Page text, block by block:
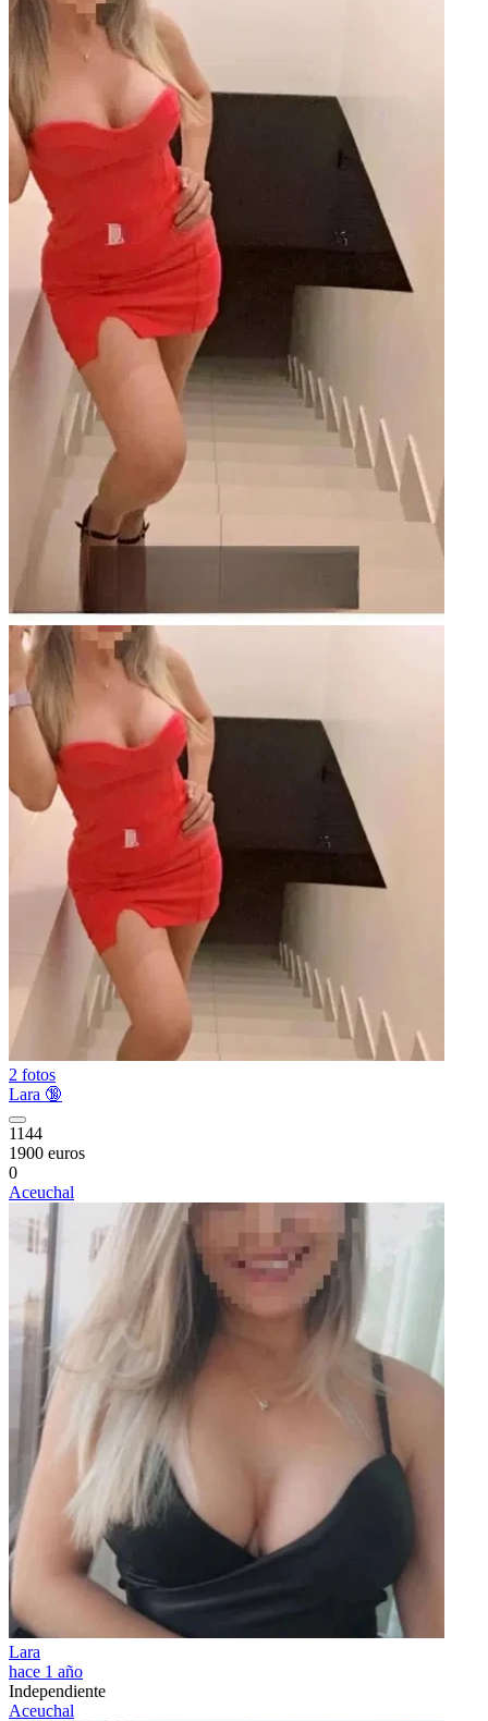
2 fotos
Lara 🔞
1144
1900 euros
0
Aceuchal
Lara
hace 1 año
Independiente
Aceuchal